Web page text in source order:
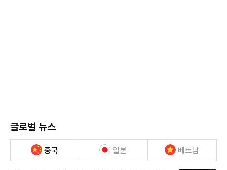
글로벌 뉴스
중국 일본 베트남